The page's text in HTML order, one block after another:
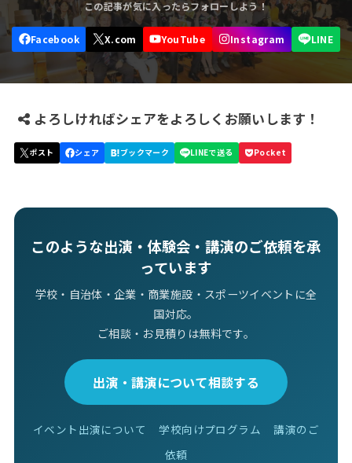
よろしければシェアをよろしくお願いします！
このような出演・体験会・講演のご依頼を承
っています
学校・自治体・企業・商業施設・スポーツイベントに全
国対応。
ご相談・お見積りは無料です。
出演・講演について相談する
イベント出演について 学校向けプログラム
講演のご
依頼